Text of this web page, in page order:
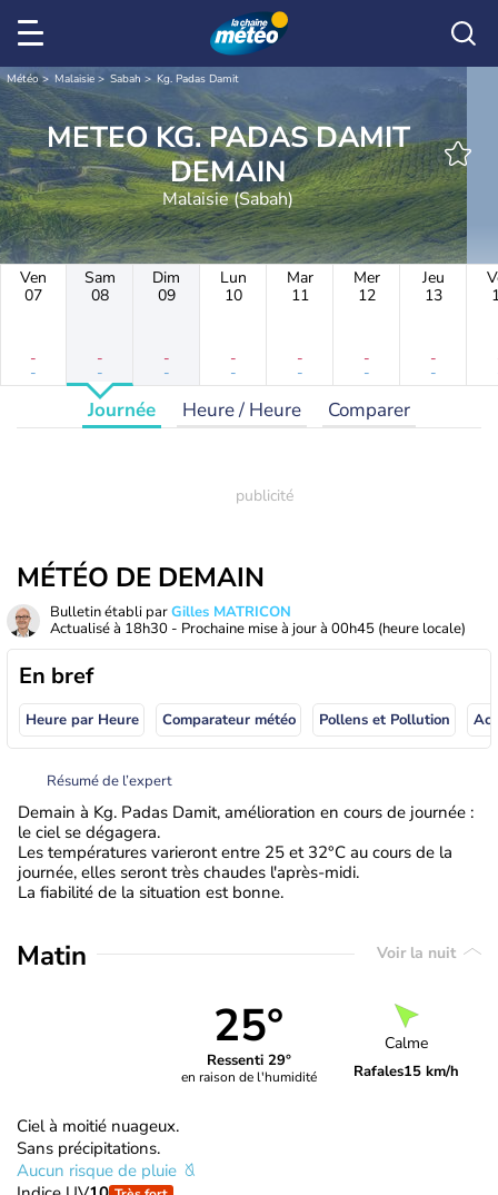
Météo Malaisie Sabah Kg. Padas Damit
METEO KG. PADAS DAMIT
DEMAIN
Malaisie (Sabah)
Ven
07
-
-
Sam
08
-
-
Dim
09
-
-
Lun
10
-
-
Mar
11
-
-
Mer
12
-
-
Jeu
13
-
-
Journée Heure / Heure Comparer
MÉTÉO DE DEMAIN
Bulletin établi parGilles MATRICON
Actualisé à 18h30 - Prochaine mise à jour à 00h45 (heure locale)
En bref
Heure par Heure Comparateur météo Pollens et Pollution
Résumé de l’expert
Demain à Kg. Padas Damit, amélioration en cours de journée :
le ciel se dégagera.
Les températures varieront entre 25 et 32°C au cours de la
journée, elles seront très chaudes l'après-midi.
La fiabilité de la situation est bonne.
Matin Voir la nuit
25°
Ressenti 29°
en raison de l'humidité
Calme
Rafales15 km/h
Ciel à moitié nuageux.
Sans précipitations.
Aucun risque de pluie